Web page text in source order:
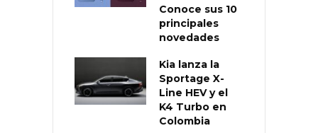
Conoce sus 10
principales
novedades
Kia lanza la
Sportage X-
Line HEV y el
K4 Turbo en
Colombia